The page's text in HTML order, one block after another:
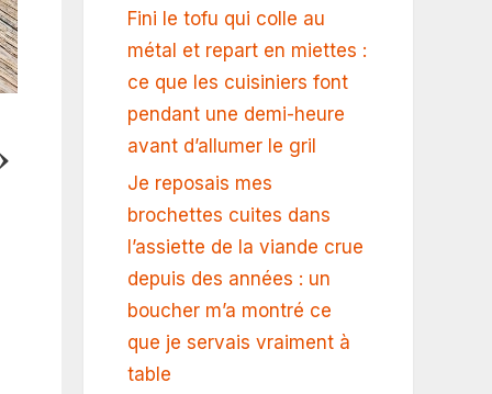
Fini le tofu qui colle au
métal et repart en miettes :
ce que les cuisiniers font
pendant une demi-heure
avant d’allumer le gril
Je reposais mes
brochettes cuites dans
l’assiette de la viande crue
depuis des années : un
boucher m’a montré ce
que je servais vraiment à
table